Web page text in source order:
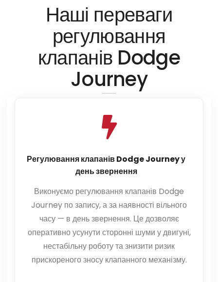
Наші переваги
регулювання
клапанів Dodge
Journey
Регулювання клапанів Dodge Journey у
день звернення
Виконуємо регулювання клапанів Dodge
Journey по запису, а за наявності вільного
часу — в день звернення. Це дозволяє
оперативно усунути сторонні шуми у двигуні,
нестабільну роботу та знизити ризик
прискореного зносу клапанного механізму.